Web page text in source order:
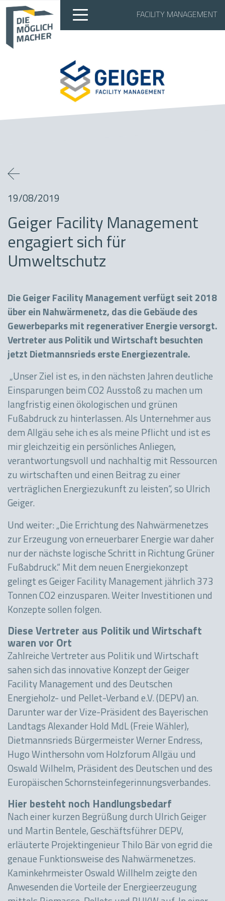
FACILITY MANAGEMENT
19/08/2019
Geiger Facility Management
engagiert sich für
Umweltschutz
Die Geiger Facility Management verfügt seit 2018
über ein Nahwärmenetz, das die Gebäude des
Gewerbeparks mit regenerativer Energie versorgt.
Vertreter aus Politik und Wirtschaft besuchten
jetzt Dietmannsrieds erste Energiezentrale.
„Unser Ziel ist es, in den nächsten Jahren deutliche
Einsparungen beim CO2 Ausstoß zu machen um
langfristig einen ökologischen und grünen
Fußabdruck zu hinterlassen. Als Unternehmer aus
dem Allgäu sehe ich es als meine Pflicht und ist es
mir gleichzeitig ein persönliches Anliegen,
verantwortungsvoll und nachhaltig mit Ressourcen
zu wirtschaften und einen Beitrag zu einer
verträglichen Energiezukunft zu leisten“, so Ulrich
Geiger.
Und weiter: „Die Errichtung des Nahwärmenetzes
zur Erzeugung von erneuerbarer Energie war daher
nur der nächste logische Schritt in Richtung Grüner
Fußabdruck.“ Mit dem neuen Energiekonzept
gelingt es Geiger Facility Management jährlich 373
Tonnen CO2 einzusparen. Weiter Investitionen und
Konzepte sollen folgen.
Diese Vertreter aus Politik und Wirtschaft
waren vor Ort
Zahlreiche Vertreter aus Politik und Wirtschaft
sahen sich das innovative Konzept der Geiger
Facility Management und des Deutschen
Energieholz- und Pellet-Verband e.V. (DEPV) an.
Darunter war der Vize-Präsident des Bayerischen
Landtags Alexander Hold MdL (Freie Wähler),
Dietmannsrieds Bürgermeister Werner Endress,
Hugo Winthersohn vom Holzforum Allgäu und
Oswald Wilhelm, Präsident des Deutschen und des
Europäischen Schornsteinfegerinnungsverbandes.
Hier besteht noch Handlungsbedarf
Nach einer kurzen Begrüßung durch Ulrich Geiger
und Martin Bentele, Geschäftsführer DEPV,
erläuterte Projektingenieur Thilo Bär von egrid die
genaue Funktionsweise des Nahwärmenetzes.
Kaminkehrmeister Oswald Willhelm zeigte den
Anwesenden die Vorteile der Energieerzeugung